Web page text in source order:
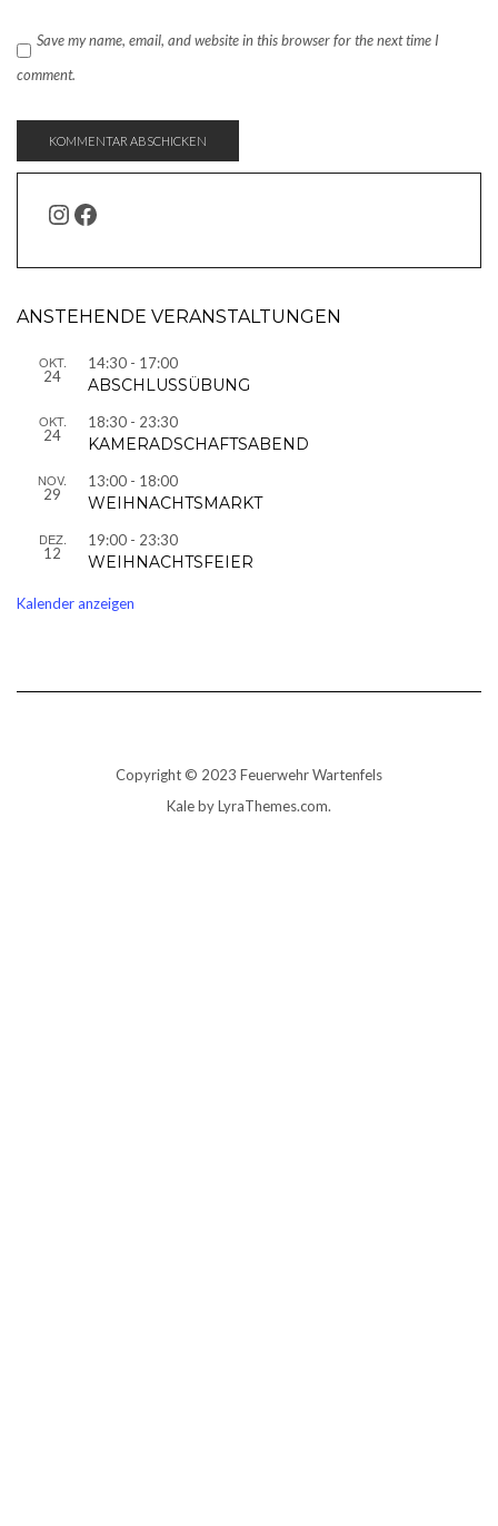
Save my name, email, and website in this browser for the next time I
comment.
INSTAGRAM
FACEBOOK
ANSTEHENDE VERANSTALTUNGEN
OKT.
24
14:30 - 17:00
ABSCHLUSSÜBUNG
OKT.
24
18:30 - 23:30
KAMERADSCHAFTSABEND
NOV.
29
13:00 - 18:00
WEIHNACHTSMARKT
DEZ.
12
19:00 - 23:30
WEIHNACHTSFEIER
Kalender anzeigen
Copyright © 2023 Feuerwehr Wartenfels
Kaleby LyraThemes.com.